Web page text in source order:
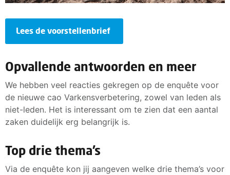
Lees de voorstellenbrief
Opvallende antwoorden en meer
We hebben veel reacties gekregen op de enquête voor
de nieuwe cao Varkensverbetering, zowel van leden als
niet-leden. Het is interessant om te zien dat een aantal
zaken duidelijk erg belangrijk is.
Top drie thema’s
Via de enquête kon jij aangeven welke drie thema’s voor